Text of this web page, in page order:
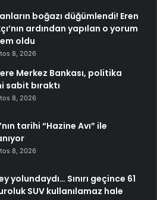
boğazı düğümlendi! Eren
ardından yapılan o yorum
oldu
8, 2026
Merkez Bankası, politika
sabit bıraktı
8, 2026
tarihi “Hazine Avı” ile
8, 2026
yolundaydı… Sınırı geçince 61
SUV kullanılamaz hale